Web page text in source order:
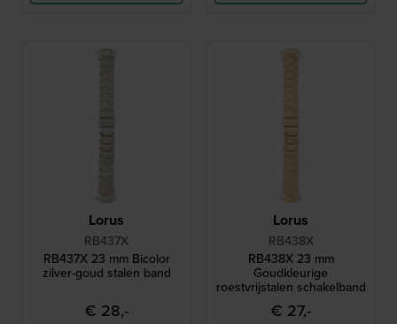
Lorus
RB437X
RB437X 23 mm Bicolor
zilver-goud stalen band
€ 28,-
Lorus
RB438X
RB438X 23 mm
Goudkleurige
roestvrijstalen schakelband
€ 27,-